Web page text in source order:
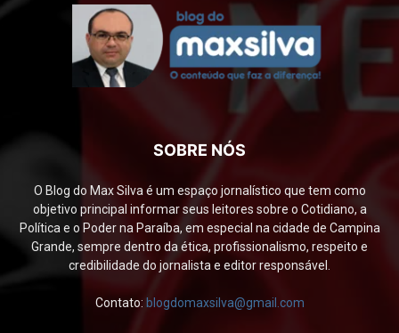
SOBRE NÓS
O Blog do Max Silva é um espaço jornalístico que tem como
objetivo principal informar seus leitores sobre o Cotidiano, a
Política e o Poder na Paraíba, em especial na cidade de Campina
Grande, sempre dentro da ética, profissionalismo, respeito e
credibilidade do jornalista e editor responsável.
Contato: blogdomaxsilva@gmail.com